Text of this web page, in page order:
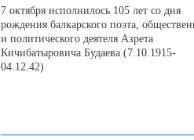
7 октября исполнилось 105 лет со дня
рождения балкарского поэта,
и политического деятеля Азрета
Кичибатыровича Будаева (7.10.1915-
04.12.42).